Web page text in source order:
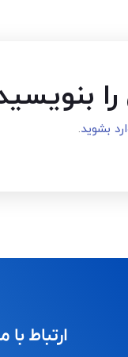
بشوید.
ارتباط با